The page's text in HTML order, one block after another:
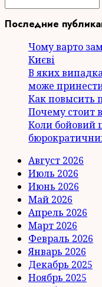
Последние
Чому варто
Києві
В яких
може
Как повысить
Почему стоит
Коли бойовий
Август 2026
Июль 2026
Июнь 2026
Май 2026
Апрель 2026
Март 2026
Февраль 2026
Январь 2026
Декабрь 2025
Ноябрь 2025